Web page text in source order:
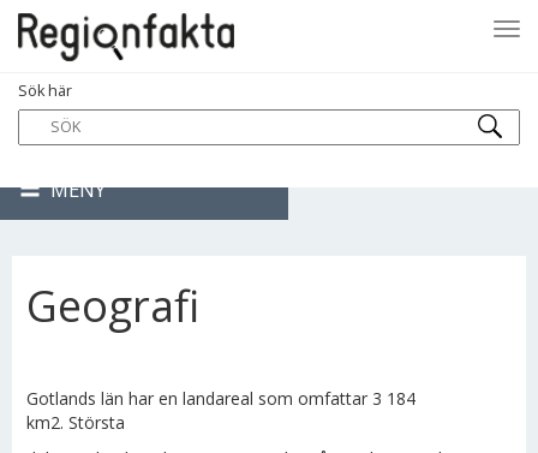
Sök här
MENY
Geografi
Gotlands län har en landareal som omfattar 3 184
km2. Största